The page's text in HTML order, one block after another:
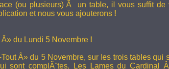
(ou plusieurs) Ã un table, il vous suffit de
et nous vous ajouterons !
du Lundi 5 Novembre !
Â» du 5 Novembre, sur les trois tables qui
sont complÃ¨tes,
Les Lames du Cardinal